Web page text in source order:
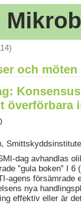
och möten
överförbara
dag avhandlas
”gula boken” I
agens försämrade
nya
effektiv eller är